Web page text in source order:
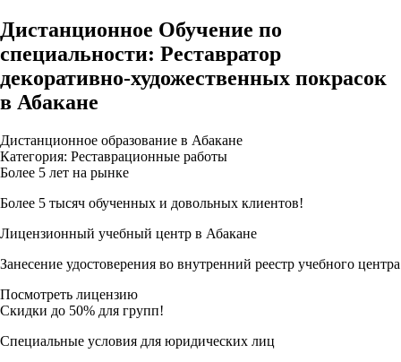
Дистанционное Обучение по
специальности: Реставратор
декоративно-художественных покрасок
в Абакане
Дистанционное образование в Абакане
Категория: Реставрационные работы
Более 5 лет на рынке
Более 5 тысяч обученных и довольных клиентов!
Лицензионный учебный центр в Абакане
Занесение удостоверения во внутренний реестр учебного центра
Посмотреть лицензию
Скидки до 50% для групп!
Специальные условия для юридических лиц